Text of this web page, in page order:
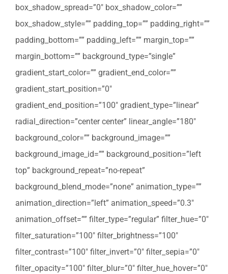
box_shadow_spread=”0″ box_shadow_color=””
box_shadow_style=”” padding_top=”” padding_right=””
padding_bottom=”” padding_left=”” margin_top=””
margin_bottom=”” background_type=”single”
gradient_start_color=”” gradient_end_color=””
gradient_start_position=”0″
gradient_end_position=”100″ gradient_type=”linear”
radial_direction=”center center” linear_angle=”180″
background_color=”” background_image=””
background_image_id=”” background_position=”left
top” background_repeat=”no-repeat”
background_blend_mode=”none” animation_type=””
animation_direction=”left” animation_speed=”0.3″
animation_offset=”” filter_type=”regular” filter_hue=”0″
filter_saturation=”100″ filter_brightness=”100″
filter_contrast=”100″ filter_invert=”0″ filter_sepia=”0″
filter_opacity=”100″ filter_blur=”0″ filter_hue_hover=”0″